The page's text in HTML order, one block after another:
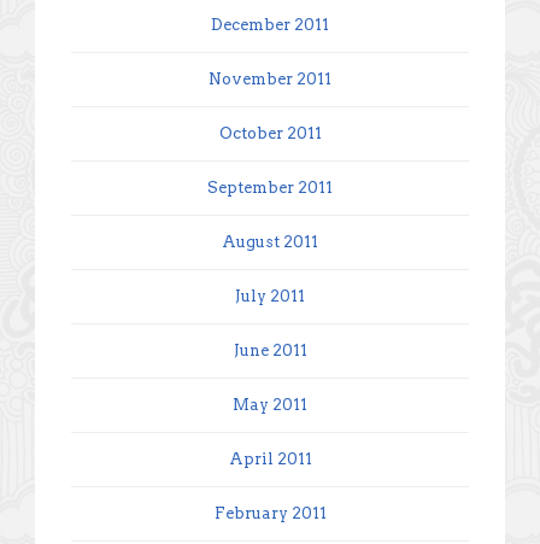
December 2011
November 2011
October 2011
September 2011
August 2011
July 2011
June 2011
May 2011
April 2011
February 2011